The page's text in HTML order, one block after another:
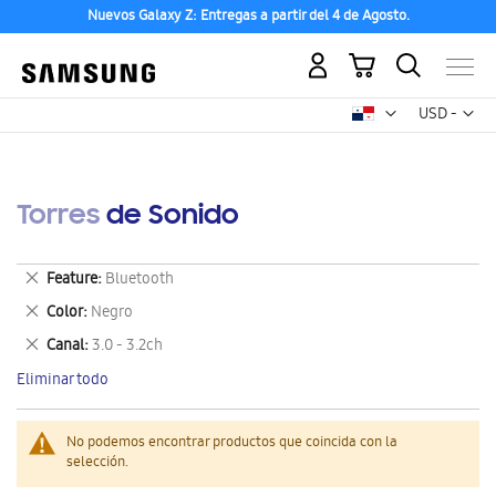
Nuevos Galaxy Z: Entregas a partir del 4 de Agosto.
USD -
dólar
Mi carrito
Torres de Sonido
No podemos encontrar productos que coincida con la
selección.
Feature Bluetooth
Eliminar
este
artículo
Color Negro
Eliminar
este
artículo
Canal 3.0 - 3.2ch
Eliminar
este
artículo
Eliminar todo